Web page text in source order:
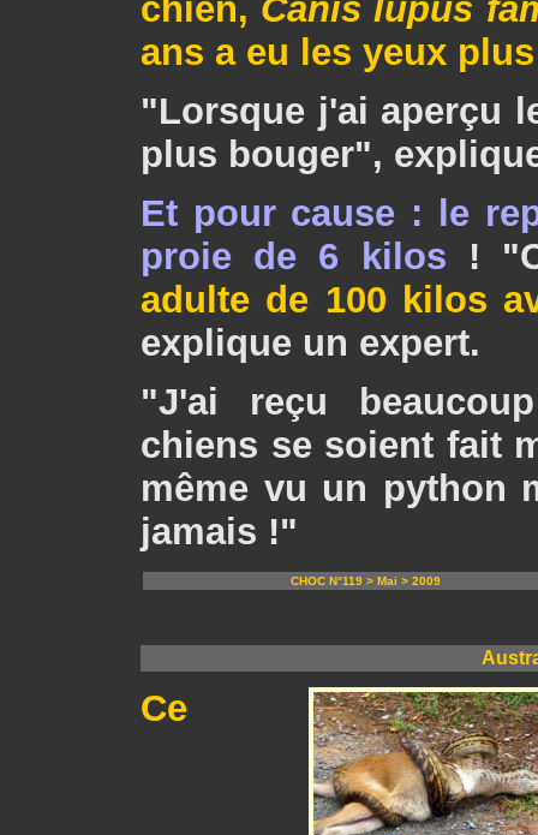
chien, Canis lupus
ans a eu les yeux
"Lorsque j'ai aperçu
plus bouger",
Et pour cause : le
proie de 6 kilos !
adulte de 100 kilos
explique un expert.
"J'ai reçu
chiens se soient fait
même vu un python
jamais !"
CHOC N°119 > Mai > 2009
Ce